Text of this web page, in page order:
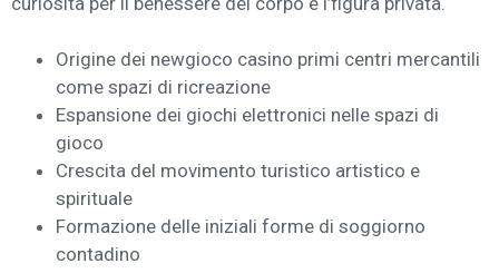
Origine dei newgioco casino primi centri mercantili
come spazi di ricreazione
Espansione dei giochi elettronici nelle spazi di
gioco
Crescita del movimento turistico artistico e
spirituale
Formazione delle iniziali forme di soggiorno
contadino